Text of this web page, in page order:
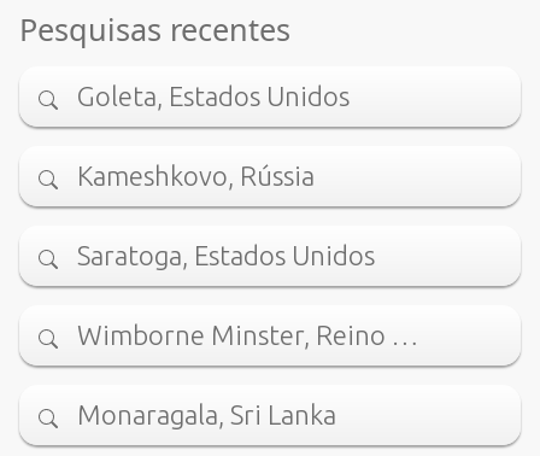
Pesquisas recentes
Goleta, Estados Unidos
Kameshkovo, Rússia
Saratoga, Estados Unidos
Wimborne Minster, Reino …
Monaragala, Sri Lanka